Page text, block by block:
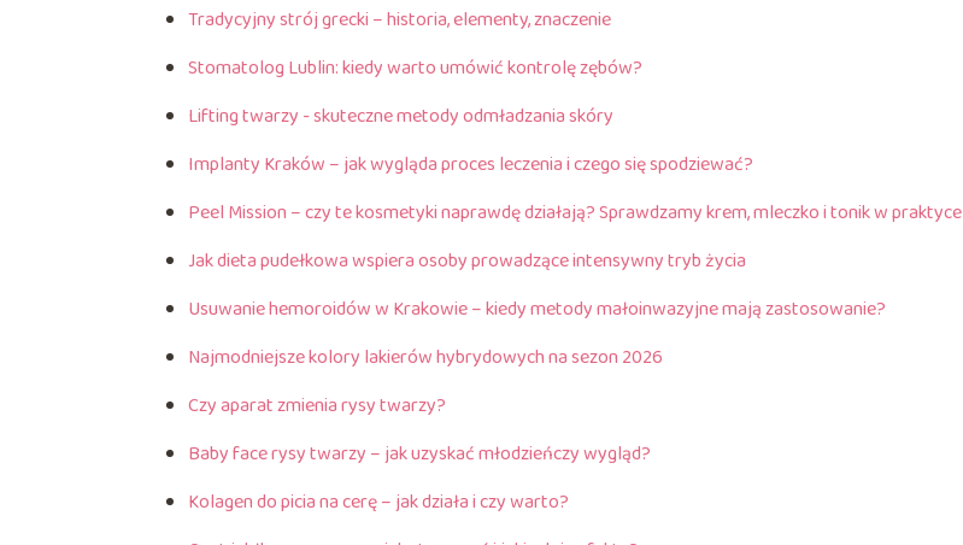
Tradycyjny strój grecki – historia, elementy, znaczenie
Stomatolog Lublin: kiedy warto umówić kontrolę zębów?
Lifting twarzy - skuteczne metody odmładzania skóry
Implanty Kraków – jak wygląda proces leczenia i czego się spodziewać?
Peel Mission – czy te kosmetyki naprawdę działają? Sprawdzamy krem, mleczko i tonik w praktyce
Jak dieta pudełkowa wspiera osoby prowadzące intensywny tryb życia
Usuwanie hemoroidów w Krakowie – kiedy metody małoinwazyjne mają zastosowanie?
Najmodniejsze kolory lakierów hybrydowych na sezon 2026
Czy aparat zmienia rysy twarzy?
Baby face rysy twarzy – jak uzyskać młodzieńczy wygląd?
Kolagen do picia na cerę – jak działa i czy warto?